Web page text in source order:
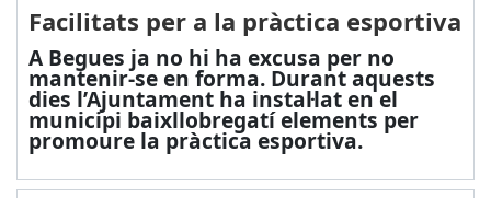
Facilitats per a la pràctica esportiva
A Begues ja no hi ha excusa per no
mantenir-se en forma. Durant aquests
dies l’Ajuntament ha instal·lat en el
municipi baixllobregatí elements per
promoure la pràctica esportiva.